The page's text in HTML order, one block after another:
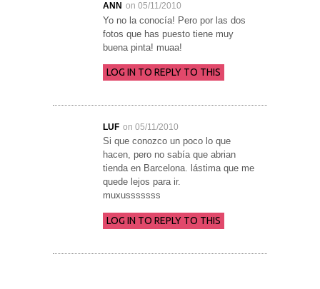
ANN on 05/11/2010
Yo no la conocía! Pero por las dos
fotos que has puesto tiene muy
buena pinta! muaa!
LOG IN TO REPLY TO THIS
LUF on 05/11/2010
Si que conozco un poco lo que
hacen, pero no sabía que abrian
tienda en Barcelona. lástima que me
quede lejos para ir.
muxusssssss
LOG IN TO REPLY TO THIS